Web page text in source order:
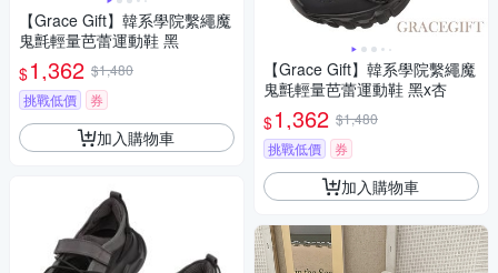
【Grace Gift】韓系學院繫繩魔
鬼氈輕量芭蕾運動鞋 黑
$1,362 $1,480
挑戰低價
券
加入購物車
【Grace Gift】韓系學院繫繩魔
鬼氈輕量芭蕾運動鞋 黑x杏
$1,362 $1,480
挑戰低價
券
加入購物車